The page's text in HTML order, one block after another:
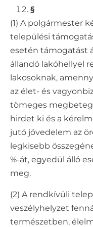
§
(1) A polgármester
települési
esetén támogatást
állandó lakóhellyel
lakosoknak,
az élet- és
tömeges
hirdet ki és a
jutó jövedelem az
legkisebb
%-át, egyedül álló
meg.
(2) A rendkívüli
veszélyhelyzet
természetben,